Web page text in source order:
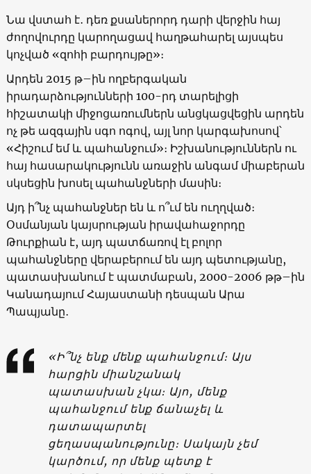
Նա վստահ է․ դեռ քսաներորդ դարի վերջին հայ
ժողովուրդը կարողացավ հաղթահարել այսպես
կոչված «զոհի բարդույթը»։
Արդեն 2015 թ–ին ողբերգական
իրադարձությունների 100-րդ տարելիցի
հիշատակի միջոցառումներն անցկացվեցին արդեն
ոչ թե ազգային սգո ոգով, այլ նոր կարգախոսով՝
«Հիշում եմ և պահանջում»։ Իշխանություններն ու
հայ հասարակությունն առաջին անգամ միաբերան
սկսեցին խոսել պահանջների մասին։
Այդ ի՞նչ պահանջներ են և ո՞ւմ են ուղղված։
Օսմանյան կայսրության իրավահաջորդը
Թուրքիան է, այդ պատճառով էլ բոլոր
պահանջները վերաբերում են այդ պետությանը,
պատասխանում է պատմաբան, 2000-2006 թթ–ին
Կանադայում Հայաստանի դեսպան Արա
Պապյանը․
«Ի՞նչ ենք մենք պահանջում։ Այս
հարցին միանշանակ
պատասխան չկա։ Այո, մենք
պահանջում ենք ճանաչել և
դատապարտել
ցեղասպանությունը։ Սակայն չեմ
կարծում, որ մենք պետք է